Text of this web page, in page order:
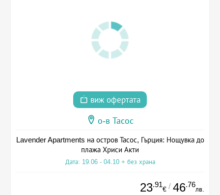
виж офертата
о-в Тасос
Lavender Apartments на остров Тасос, Гърция: Нощувка до
плажа Хриси Акти
Дата: 19.06 - 04.10 + без храна
23.91
€ / 46.76
лв.